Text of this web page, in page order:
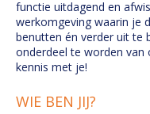
functie uitdagend en
werkomgeving waarin je
benutten én verder uit te
onderdeel te worden van
kennis met je!
WIE BEN JIJ?